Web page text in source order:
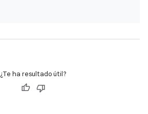
¿Te ha resultado útil?